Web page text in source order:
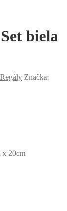
biela
Regály Značka:
x 20cm